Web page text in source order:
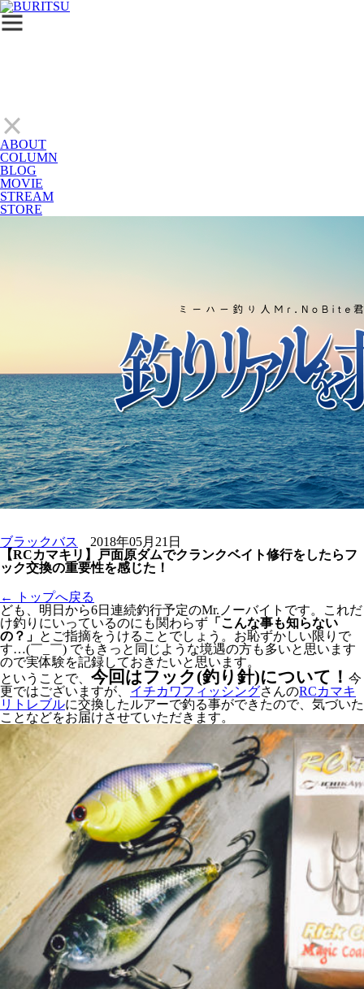
ABOUT
COLUMN
BLOG
MOVIE
STREAM
STORE
ブラックバス
2018年05月21日
【RCカマキリ】戸面原ダムでクランクベイト修行をしたらフ
ック交換の重要性を感じた！
← トップへ戻る
ども、明日から6日連続釣行予定のMr.ノーバイトです。これだ
け釣りにいっているのにも関わらず 「こんな事も知らない
の？」 とご指摘をうけることでしょう。お恥ずかしい限りで
す…(￣_￣) でもきっと同じような境遇の方も多いと思います
ので実体験を記録しておきたいと思います。
ということで、 今回はフック(釣り針)について！ 今
更ではございますが、 イチカワフィッシングさんのRCカマキ
リトレブルに交換したルアーで釣る事ができたので、気づいた
ことなどをお届けさせていただきます。